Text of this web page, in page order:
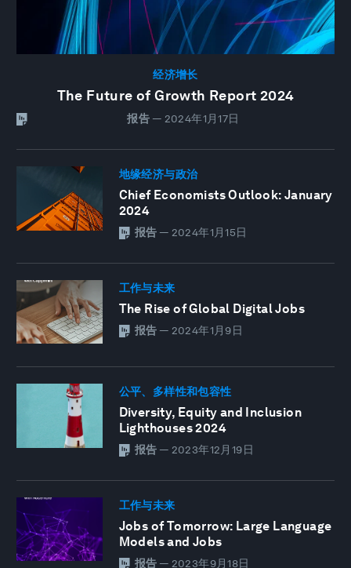
经济增长
The Future of Growth Report 2024
报告 — 2024年1月17日
地缘经济与政治
Chief Economists Outlook: January
2024
报告 — 2024年1月15日
工作与未来
The Rise of Global Digital Jobs
报告 — 2024年1月9日
公平、多样性和包容性
Diversity, Equity and Inclusion
Lighthouses 2024
报告 — 2023年12月19日
工作与未来
Jobs of Tomorrow: Large Language
Models and Jobs
报告 — 2023年9月18日